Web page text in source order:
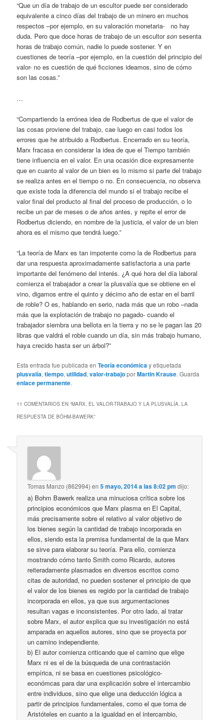
“Que un día de trabajo de un escultor puede ser considerado
equivalente a cinco días del trabajo de un minero en muchos
respectos –por ejemplo, en su valoración monetaria- no hay
duda. Pero que doce horas de trabajo de un escultorson sesenta
horas de trabajo común, nadie lo puede sostener. Y en
cuestiones de teoría –por ejemplo, en la cuestión del principio del
valor- no es cuestión de qué ficciones ideamos, sino de cómo
son las cosas.”
…
“Compartiendo la errónea idea de Rodbertus de que el valor de
las cosas proviene del trabajo, cae luego en casi todos los
errores que he atribuido a Rodbertus. Encerrado en su teoría,
Marx fracasa en considerar la idea de que el Tiempo también
tiene influencia en el valor. En una ocasión dice expresamente
que en cuanto al valor de un bien es lo mismo si parte del trabajo
se realiza antes en el tiempo o no. En consecuencia, no observa
que existe toda la diferencia del mundo si el trabajo recibe el
valor final del producto al final del proceso de producción, o lo
recibe un par de meses o de años antes, y repite el error de
Rodbertus diciendo, en nombre de la justicia, el valor de un bien
ahora es el mismo que tendrá luego.”
“La teoría de Marx es tan impotente como la de Rodbertus para
dar una respuesta aproximadamente satisfactoria a una parte
importante del fenómeno del interés. ¿A qué hora del día laboral
comienza el trabajador a crear la plusvalía que se obtiene en el
vino, digamos entre el quinto y décimo año de estar en el barril
de roble? O es, hablando en serio, nada más que un robo –nada
más que la explotación de trabajo no pagado- cuando el
trabajador siembra una bellota en la tierra y no se le pagan las 20
libras que valdrá el roble cuando un día, sin más trabajo humano,
haya crecido hasta ser un árbol?”
Esta entrada fue publicada enTeoría económicay etiquetada
plusvalía,tiempo,utilidad,valor-trabajoporMartin Krause. Guarda
enlace permanente.
11 COMENTARIOS EN “MARX, EL VALOR-TRABAJO Y LA PLUSVALÍA. LA
RESPUESTA DE BÖHM-BAWERK”
Tomas Manzo (862994) en5 mayo, 2014 a las 8:02 pm dijo:
a) Bohm Bawerk realiza una minuciosa crítica sobre los
principios económicos que Marx plasma en El Capital,
más precisamente sobre el relativo al valor objetivo de
los bienes según la cantidad de trabajo incorporada en
ellos, siendo esta la premisa fundamental de la que Marx
se sirve para elaborar su teoría. Para ello, comienza
mostrando cómo tanto Smith como Ricardo, autores
reiteradamente plasmados en diversos escritos como
citas de autoridad, no pueden sostener el principio de que
el valor de los bienes es regido por la cantidad de trabajo
incorporada en ellos, ya que sus argumentaciones
resultan vagas e inconsistentes. Por otro lado, al tratar
sobre Marx, el autor explica que su investigación no está
amparada en aquellos autores, sino que se proyecta por
un camino independiente.
b) El autor comienza criticando que el camino que elige
Marx ni es el de la búsqueda de una contrastación
empírica, ni se basa en cuestiones psicológico-
económcas para dar una explicación sobre el intercambio
entre individuos, sino que elige una deducción lógica a
partir de principios fundamentales, como el que toma de
Aristóteles en cuanto a la igualdad en el intercambio,